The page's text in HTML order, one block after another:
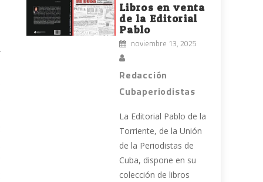
Libros en venta
de la Editorial
Pablo
noviembre 13, 2025
Redacción
Cubaperiodistas
La Editorial Pablo de la
Torriente, de la Unión
de la Periodistas de
Cuba, dispone en su
colección de libros